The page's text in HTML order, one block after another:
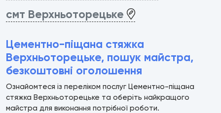
смт Верхньоторецьке
Цементно-піщана стяжка
Верхньоторецьке, пошук майстра,
безкоштовні оголошення
Ознайомтеся із переліком послуг Цементно-піщана
стяжка Верхньоторецьке та оберіть найкращого
майстра для виконання потрібної роботи.